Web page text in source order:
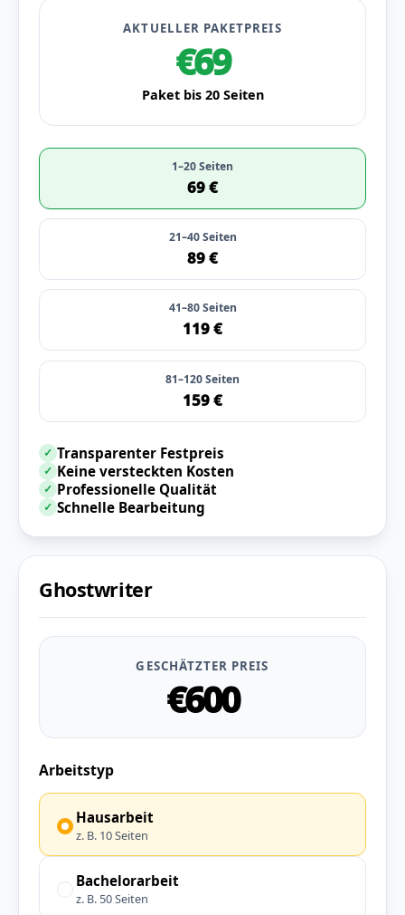
Ghostwriter
GESCHÄTZTER PREIS
€600
Arbeitstyp
Hausarbeit
z. B. 10 Seiten
Bachelorarbeit
z. B. 50 Seiten
AKTUELLER PAKETPREIS
€69
Paket bis 20 Seiten
1–20 Seiten
69 €
21–40 Seiten
89 €
41–80 Seiten
119 €
81–120 Seiten
159 €
✓ Transparenter Festpreis
✓ Keine versteckten Kosten
✓ Professionelle Qualität
✓ Schnelle Bearbeitung